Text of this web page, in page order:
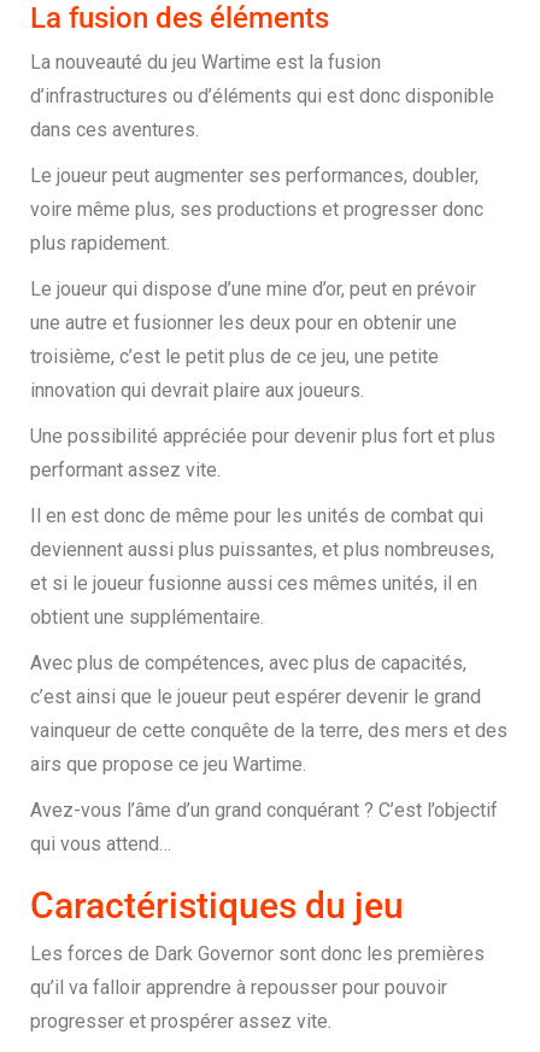
La fusion des éléments
La nouveauté du jeu Wartime est la fusion
d’infrastructures ou d’éléments qui est donc disponible
dans ces aventures.
Le joueur peut augmenter ses performances, doubler,
voire même plus, ses productions et progresser donc
plus rapidement.
Le joueur qui dispose d’une mine d’or, peut en prévoir
une autre et fusionner les deux pour en obtenir une
troisième, c’est le petit plus de ce jeu, une petite
innovation qui devrait plaire aux joueurs.
Une possibilité appréciée pour devenir plus fort et plus
performant assez vite.
Il en est donc de même pour les unités de combat qui
deviennent aussi plus puissantes, et plus nombreuses,
et si le joueur fusionne aussi ces mêmes unités, il en
obtient une supplémentaire.
Avec plus de compétences, avec plus de capacités,
c’est ainsi que le joueur peut espérer devenir le grand
vainqueur de cette conquête de la terre, des mers et des
airs que propose ce jeu Wartime.
Avez-vous l’âme d’un grand conquérant ? C’est l’objectif
qui vous attend…
Caractéristiques du jeu
Les forces de Dark Governor sont donc les premières
qu’il va falloir apprendre à repousser pour pouvoir
progresser et prospérer assez vite.